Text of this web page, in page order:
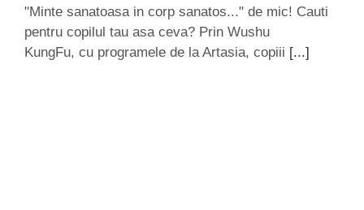
"Minte sanatoasa in corp sanatos..." de mic! Cauti
pentru copilul tau asa ceva? Prin Wushu
KungFu, cu programele de la Artasia, copiii [...]